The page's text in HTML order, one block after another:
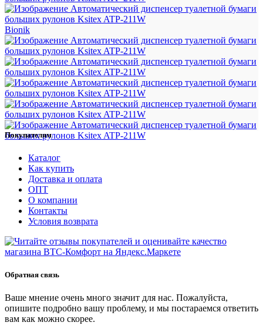
Bionik
Покупателям
Каталог
Как купить
Доставка и оплата
ОПТ
О компании
Контакты
Условия возврата
Обратная связь
Ваше мнение очень много значит для нас. Пожалуйста,
опишите подробно вашу проблему, и мы постараемся ответить
вам как можно скорее.